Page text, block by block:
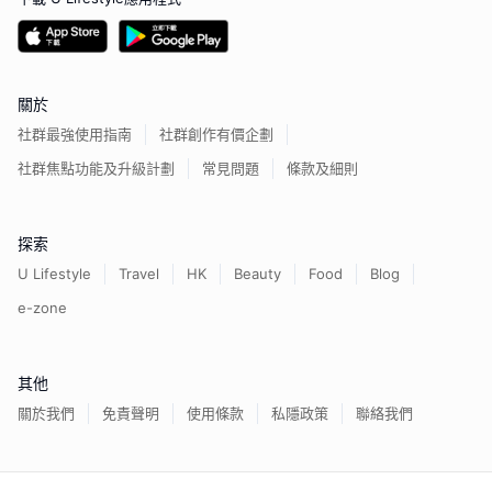
關於
社群最強使用指南
社群創作有價企劃
社群焦點功能及升級計劃
常見問題 條款及細則
探索
U Lifestyle Travel HK Beauty Food
Blog
e-zone
其他
關於我們 免責聲明 使用條款 私隱政策 聯絡我們